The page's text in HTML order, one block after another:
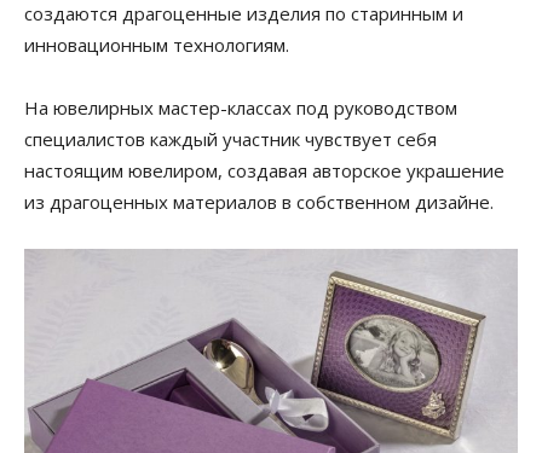
создаются драгоценные изделия по старинным и
инновационным технологиям.
На ювелирных мастер-классах под руководством
специалистов каждый участник чувствует себя
настоящим ювелиром, создавая авторское украшение
из драгоценных материалов в собственном дизайне.